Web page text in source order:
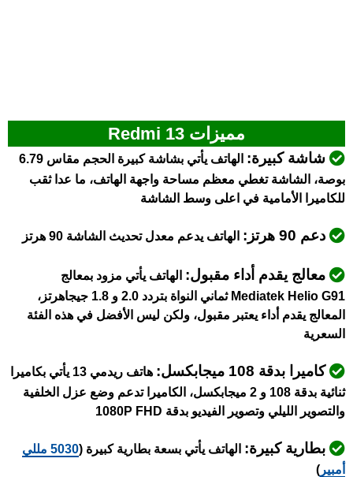
مميزات Redmi 13
شاشة كبيرة:
الهاتف يأتي بشاشة كبيرة الحجم مقاس 6.79
بوصة، الشاشة تغطي معظم مساحة واجهة الهاتف، ما عدا ثقب
للكاميرا الأمامية في اعلى وسط الشاشة
دعم 90 هرتز: الهاتف يدعم معدل تحديث الشاشة 90 هرتز
معالج يقدم أداء مقبول: الهاتف يأتي مزود بمعالج
Mediatek Helio G91 ثماني النواة بتردد 2.0 و 1.8 جيجاهرتز،
المعالج يقدم أداء يعتبر مقبول، ولكن ليس الأفضل في هذه الفئة
السعرية
كاميرا بدقة 108 ميجابكسل:
هاتف ريدمي 13 يأتي بكاميرا
ثنائية بدقة 108 و 2 ميجابكسل، الكاميرا تدعم وضع عزل الخلفية
والتصوير الليلي وتصوير الفيديو بدقة 1080P FHD
بطارية كبيرة: الهاتف يأتي بسعة بطارية كبيرة (
5030 مللي
أمبير )